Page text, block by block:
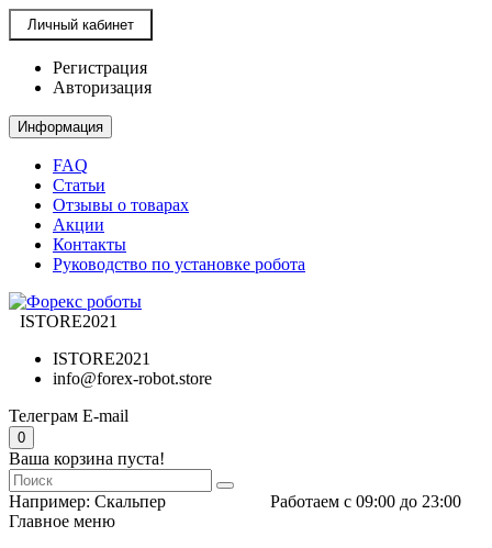
Личный кабинет
Регистрация
Авторизация
Информация
FAQ
Статьи
Отзывы о товарах
Акции
Контакты
Руководство по установке робота
ISTORE2021
ISTORE2021
info@forex-robot.store
Телеграм E-mail
0
Ваша корзина пуста!
Например: Скальпер
Работаем с 09:00 до 23:00
Главное меню